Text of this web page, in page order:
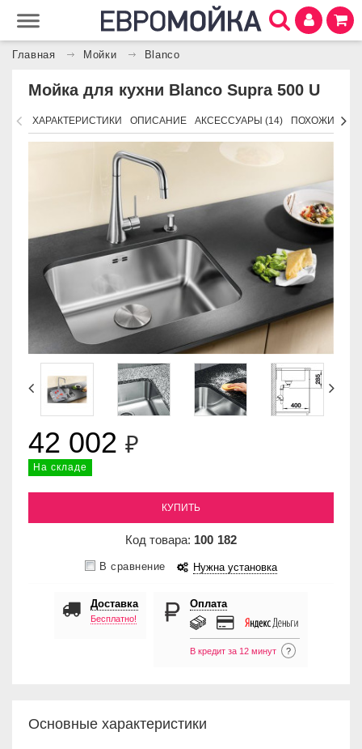
Главная Мойки Blanco
Мойка для кухни Blanco Supra 500 U
ХАРАКТЕРИСТИКИ ОПИСАНИЕ АКСЕССУАРЫ (14) ПОХОЖИЕ
42 002 ₽
На складе
КУПИТЬ
Код товара: 100 182
В сравнение Нужна установка
Доставка
Бесплатно!
Оплата
В кредит за 12 минут ?
Основные характеристики